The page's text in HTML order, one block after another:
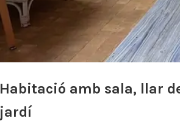
Habitació amb sala, llar
jardí